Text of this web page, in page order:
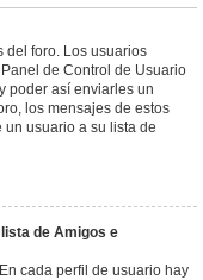
del foro. Los usuarios
de Control de Usuario
poder así enviarles un
los mensajes de estos
usuario a su lista de
de Amigos e
cada perfil de usuario hay